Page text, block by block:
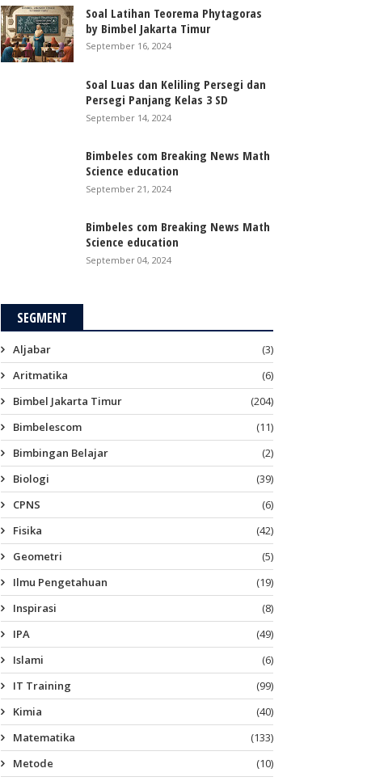
Soal Latihan Teorema Phytagoras
by Bimbel Jakarta Timur
September 16, 2024
Soal Luas dan Keliling Persegi dan
Persegi Panjang Kelas 3 SD
September 14, 2024
Bimbeles com Breaking News Math
Science education
September 21, 2024
Bimbeles com Breaking News Math
Science education
September 04, 2024
SEGMENT
Aljabar
(3)
Aritmatika
(6)
Bimbel Jakarta Timur
(204)
Bimbelescom
(11)
Bimbingan Belajar
(2)
Biologi
(39)
CPNS
(6)
Fisika
(42)
Geometri
(5)
Ilmu Pengetahuan
(19)
Inspirasi
(8)
IPA
(49)
Islami
(6)
IT Training
(99)
Kimia
(40)
Matematika
(133)
Metode
(10)